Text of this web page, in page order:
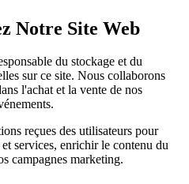
Notre Site Web
du stockage et du
sur ce site. Nous collaborons
l'achat et la vente de nos
reçues des utilisateurs pour
services, enrichir le contenu du
campagnes marketing.